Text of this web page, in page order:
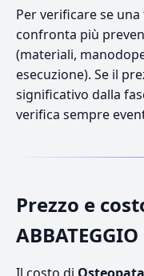
Per verificare se
confronta più
(materiali,
esecuzione). Se il
significativo dalla
verifica sempre
Prezzo e
ABBATEGGIO
Il costo di Osteopata